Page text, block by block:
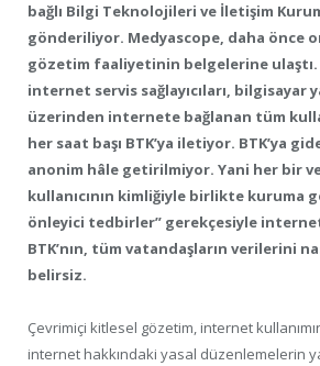
bağlı Bilgi Teknolojileri ve İletişim
gönderiliyor. Medyascope, daha önce
gözetim faaliyetinin belgelerine
internet servis sağlayıcıları, bilgisayar
üzerinden internete bağlanan tüm
her saat başı BTK’ya iletiyor. BTK’ya
anonim hâle getirilmiyor. Yani her bir
kullanıcının kimliğiyle birlikte kuruma
önleyici tedbirler” gerekçesiyle
BTK’nın, tüm vatandaşların verilerini
belirsiz.
Çevrimiçi kitlesel gözetim, internet
internet hakkındaki yasal düzenlemelerin